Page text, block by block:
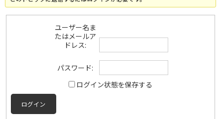
ユーザー名ま
たはメールア
ドレス:
パスワード:
ログイン状態を保存する
ログイン